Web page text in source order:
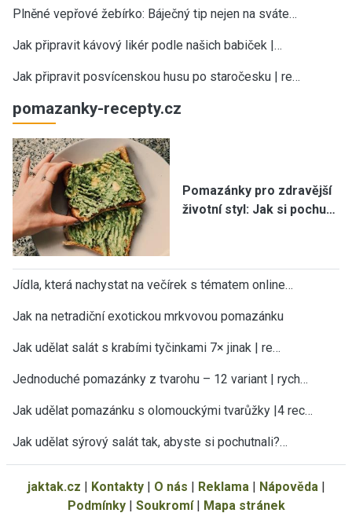
Plněné vepřové žebírko: Báječný tip nejen na sváte…
Jak připravit kávový likér podle našich babiček |…
Jak připravit posvícenskou husu po staročesku | re…
pomazanky-recepty.cz
Pomazánky pro zdravější
životní styl: Jak si pochu…
Jídla, která nachystat na večírek s tématem online…
Jak na netradiční exotickou mrkvovou pomazánku
Jak udělat salát s krabími tyčinkami 7× jinak | re…
Jednoduché pomazánky z tvarohu – 12 variant | rych…
Jak udělat pomazánku s olomouckými tvarůžky |4 rec…
Jak udělat sýrový salát tak, abyste si pochutnali?…
jaktak.cz Kontakty| O nás Reklama| Nápověda|
Podmínky| Soukromí| Mapa stránek